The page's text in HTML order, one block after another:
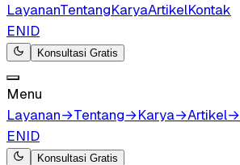
LayananTentangKaryaArtikelKontak
ENID
Konsultasi Gratis
Menu
Layanan→Tentang→Karya→Artikel→
ENID
Konsultasi Gratis